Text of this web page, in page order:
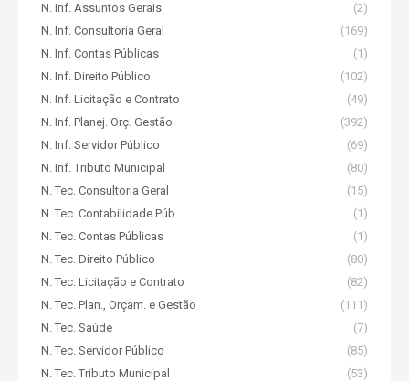
N. Inf. Assuntos Gerais
(2)
N. Inf. Consultoria Geral
(169)
N. Inf. Contas Públicas
(1)
N. Inf. Direito Público
(102)
N. Inf. Licitação e Contrato
(49)
N. Inf. Planej. Orç. Gestão
(392)
N. Inf. Servidor Público
(69)
N. Inf. Tributo Municipal
(80)
N. Tec. Consultoria Geral
(15)
N. Tec. Contabilidade Púb.
(1)
N. Tec. Contas Públicas
(1)
N. Tec. Direito Público
(80)
N. Tec. Licitação e Contrato
(82)
N. Tec. Plan., Orçam. e Gestão
(111)
N. Tec. Saúde
(7)
N. Tec. Servidor Público
(85)
N. Tec. Tributo Municipal
(53)